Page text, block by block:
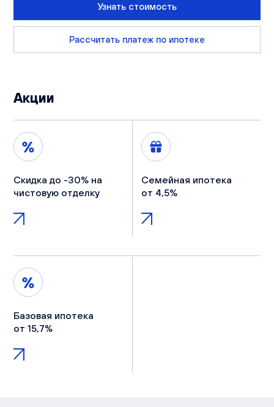
Узнать стоимость
Рассчитать платеж по ипотеке
Акции
Скидка до -30% на
чистовую отделку
Семейная ипотека
от 4,5%
Базовая ипотека
от 15,7%